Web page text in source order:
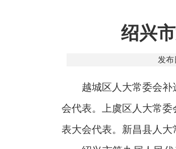
绍兴
发布
越城区人大常委会
会代表。上虞区人大常
表大会代表。新昌县人大